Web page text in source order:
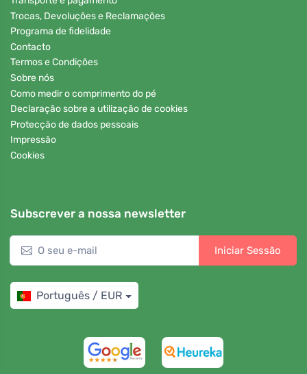
Trocas, Devoluções e Reclamações
Programa de fidelidade
Contacto
Termos e Condições
Sobre nós
Como medir o comprimento do pé
Declaração sobre a utilização de cookies
Protecção de dados pessoais
Impressão
Cookies
Subscrever a nossa newsletter
Iniciar Sessão
Português / EUR